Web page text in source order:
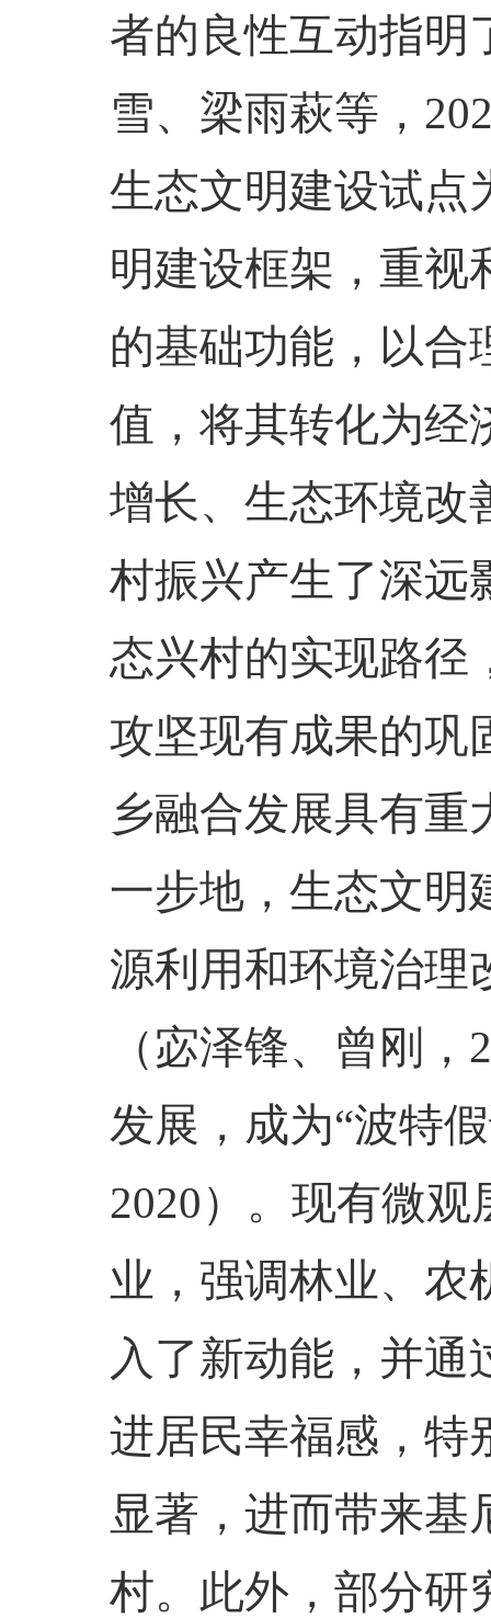
者的良性互动指明
雪、梁雨萩等，
生态文明建设试点
明建设框架，重视
的基础功能，以合
值，将其转化为经
增长、生态环境改
村振兴产生了深远
态兴村的实现路径
攻坚现有成果的巩
乡融合发展具有重
一步地，生态文明
源利用和环境治理
（宓泽锋、曾刚，
发展，成为“波特
2020）。现有微
业，强调林业、农
入了新动能，并
进居民幸福感，特
显著，进而带来基
村。此外，部分研